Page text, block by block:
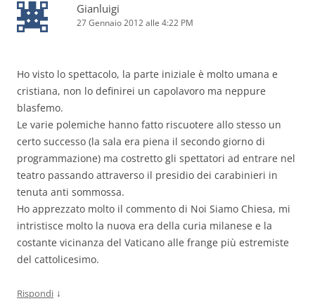
Gianluigi
27 Gennaio 2012 alle 4:22 PM
Ho visto lo spettacolo, la parte iniziale è molto umana e
cristiana, non lo definirei un capolavoro ma neppure
blasfemo.
Le varie polemiche hanno fatto riscuotere allo stesso un
certo successo (la sala era piena il secondo giorno di
programmazione) ma costretto gli spettatori ad entrare nel
teatro passando attraverso il presidio dei carabinieri in
tenuta anti sommossa.
Ho apprezzato molto il commento di Noi Siamo Chiesa, mi
intristisce molto la nuova era della curia milanese e la
costante vicinanza del Vaticano alle frange più estremiste
del cattolicesimo.
Rispondi ↓